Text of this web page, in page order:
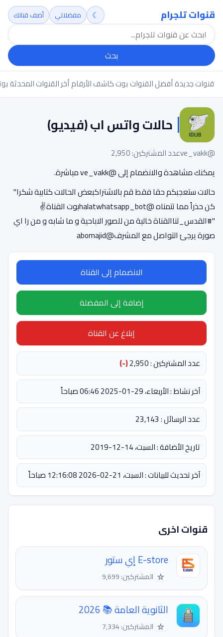
قنوات تلجرام
بحث
☾ مفضلاتي أضف قناتك
قنوات جديدةأفضل القنواتبوت كاشف الأرقامأخر القنوات المحدثة
حالات واتس اب (فيديو)
@ve_vakk
عدد المشتركين: 2,950
يمكنك مشاهدة والانضمام إلى @ve_vakk مباشرة.
حالات ستعجبكم حقا فقط قم بالاشتراكبعض الحالات كتابية شكرا"
‏كن حذراً مما تتمناه @halatwhatsapp_botبوت القناة✌
"#القدس_لناالقناة خالية من للصور الاباحية و ما شابه و من را اي
صورة يرجئ التواصل مع المشرف@abomajid
الانضمام إلى القناة
إضافة إلى المفضلة
إبلاغ عن القناة
عدد المشتركين : 2,950
(-)
آخر نشاط : الأربعاء، 29-01-2025 06:46 صباحاً
عدد الرسائل : 23,143
تاريخ الأضافة : السبت، 14-12-2019
آخر تحديث للبيانات : السبت، 21-02-2026 12:16:08 صباحاً
قنوات اخرى
E-store إي ستور
☆ المشتركين: 9,699
الثانوية العامة 📚 2026
☆ المشتركين: 7,334